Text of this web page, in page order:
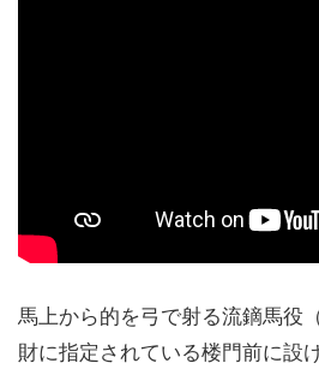
馬上から的を弓で射る流鏑馬役
財に指定されている楼門前に設